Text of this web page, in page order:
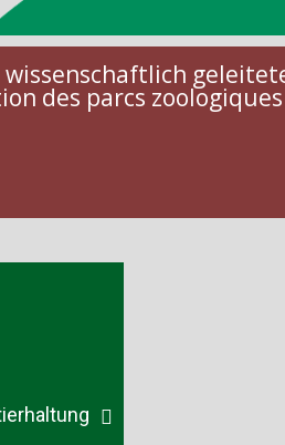
wissenschaftlich
des parcs